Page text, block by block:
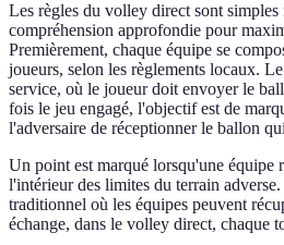
Les règles du volley direct sont simples
compréhension approfondie pour
Premièrement, chaque équipe se
joueurs, selon les règlements locaux.
service, où le joueur doit envoyer le
fois le jeu engagé, l'objectif est de
l'adversaire de réceptionner le ballon
Un point est marqué lorsqu'une équipe
l'intérieur des limites du terrain
traditionnel où les équipes peuvent
échange, dans le volley direct, chaque